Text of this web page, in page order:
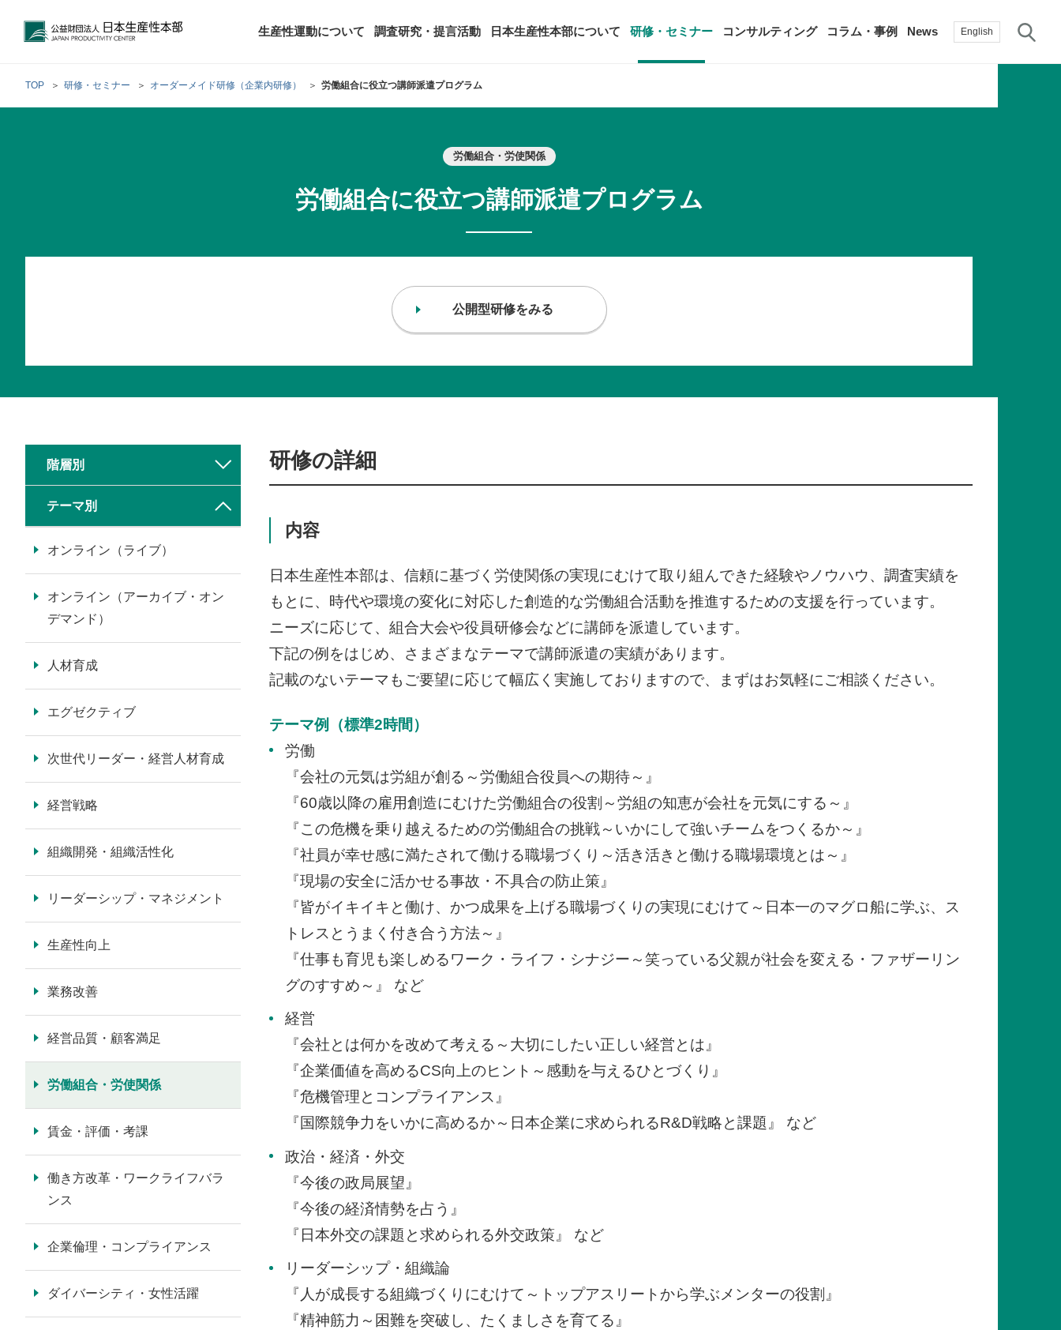
公益財団法人日本生産性本部 English
生産性運動について
調査研究・提言活動 日本生産性本部について 研修・セミナー コンサルティング コラム・事例 News
生産性運動とは
生産性シンポジウム
国際連携・国際交流活動
活動組織
生産性に関する研究
働く人のメンタルヘルスに関する調査
顧客満足度調査（JCSI）
レジャー白書
雇用・賃金に関する調査研究・提言
定款および業務・財務に関する資料
日本生産性本部とは
アクセス
全国の生産性機関
テーマ別研修
来月の研修・セミナー
アーカイブ研修・セミナー
オーダーメイド研修（企業内研修）
主な研修会場地図
お客さまの声
コンサルタント紹介
TOP 研修・セミナー オーダーメイド研修（企業内研修） 労働組合に役立つ講師派遣プログラム
労働組合・労使関係
労働組合に役立つ講師派遣プログラム
公開型研修をみる
研修の詳細
内容
日本生産性本部は、信頼に基づく労使関係の実現にむけて取り組んできた経験やノウハウ、調査実績を
もとに、時代や環境の変化に対応した創造的な労働組合活動を推進するための支援を行っています。
ニーズに応じて、組合大会や役員研修会などに講師を派遣しています。
下記の例をはじめ、さまざまなテーマで講師派遣の実績があります。
記載のないテーマもご要望に応じて幅広く実施しておりますので、まずはお気軽にご相談ください。
テーマ例（標準2時間）
労働
『会社の元気は労組が創る～労働組合役員への期待～』
『60歳以降の雇用創造にむけた労働組合の役割～労組の知恵が会社を元気にする～』
『この危機を乗り越えるための労働組合の挑戦～いかにして強いチームをつくるか～』
『社員が幸せ感に満たされて働ける職場づくり～活き活きと働ける職場環境とは～』
『現場の安全に活かせる事故・不具合の防止策』
『皆がイキイキと働け、かつ成果を上げる職場づくりの実現にむけて～日本一のマグロ船に学ぶ、ス
トレスとうまく付き合う方法～』
『仕事も育児も楽しめるワーク・ライフ・シナジー～笑っている父親が社会を変える・ファザーリン
グのすすめ～』 など
経営
『会社とは何かを改めて考える～大切にしたい正しい経営とは』
『企業価値を高めるCS向上のヒント～感動を与えるひとづくり』
『危機管理とコンプライアンス』
『国際競争力をいかに高めるか～日本企業に求められるR&D戦略と課題』 など
政治・経済・外交
『今後の政局展望』
『今後の経済情勢を占う』
『日本外交の課題と求められる外交政策』 など
リーダーシップ・組織論
『人が成長する組織づくりにむけて～トップアスリートから学ぶメンターの役割』
『精神筋力～困難を突破し、たくましさを育てる』
階層別
テーマ別
オンライン（ライブ）
オンライン（アーカイブ・オン
デマンド）
人材育成
エグゼクティブ
次世代リーダー・経営人材育成
経営戦略
組織開発・組織活性化
リーダーシップ・マネジメント
生産性向上
業務改善
経営品質・顧客満足
労働組合・労使関係
賃金・評価・考課
働き方改革・ワークライフバラ
ンス
企業倫理・コンプライアンス
ダイバーシティ・女性活躍